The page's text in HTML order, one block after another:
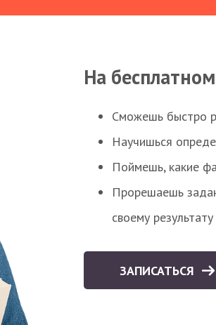
На
Сможешь быстро
Научишься
Поймешь, какие
Прорешаешь
своему результату
ЗАПИСАТЬСЯ